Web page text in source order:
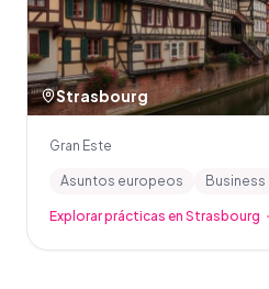
Strasbourg
Gran Este
Asuntos europeos Business
Explorar prácticas en Strasbourg